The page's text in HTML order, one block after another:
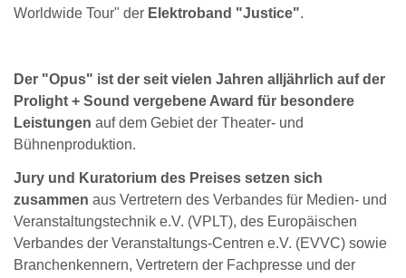
Worldwide Tour" der Elektroband "Justice".
Der "Opus" ist der seit vielen Jahren alljährlich auf der
Prolight + Sound vergebene Award für besondere
Leistungen auf dem Gebiet der Theater- und
Bühnenproduktion.
Jury und Kuratorium des Preises setzen sich
zusammen aus Vertretern des Verbandes für Medien- und
Veranstaltungstechnik e.V. (VPLT), des Europäischen
Verbandes der Veranstaltungs-Centren e.V. (EVVC) sowie
Branchenkennern, Vertretern der Fachpresse und der